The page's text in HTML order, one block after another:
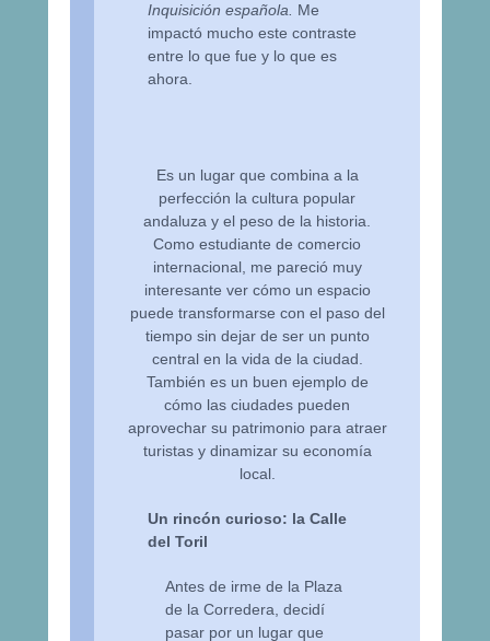
Inquisición española.
Me
impactó mucho este contraste
entre lo que fue y lo que es
ahora.
Es un lugar que combina a la
perfección la cultura popular
andaluza y el peso de la historia.
Como estudiante de comercio
internacional, me pareció muy
interesante ver cómo un espacio
puede transformarse con el paso del
tiempo sin dejar de ser un punto
central en la vida de la ciudad.
También es un buen ejemplo de
cómo las ciudades pueden
aprovechar su patrimonio para atraer
turistas y dinamizar su economía
local.
Un rincón curioso: la Calle
del Toril
Antes de irme de la Plaza
de la Corredera, decidí
pasar por un lugar que